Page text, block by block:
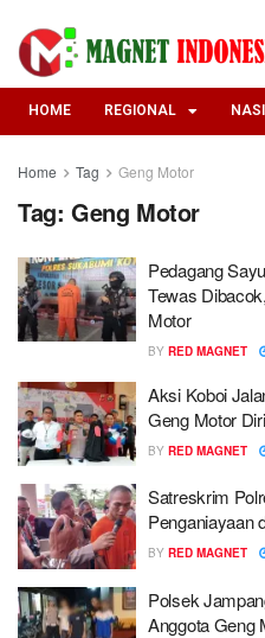
HOME REGIONAL
Home Tag Geng Motor
Tag: Geng Motor
Pedagang
Tewas
Motor
BY RED MAGNET
Aksi Koboi
Geng Motor
BY RED MAGNET
Satreskrim
Penganiayaan
BY RED MAGNET
Polsek
Anggota Geng